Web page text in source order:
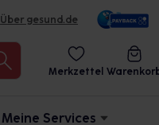
Über gesund.de
Merkzettel
Meine Services